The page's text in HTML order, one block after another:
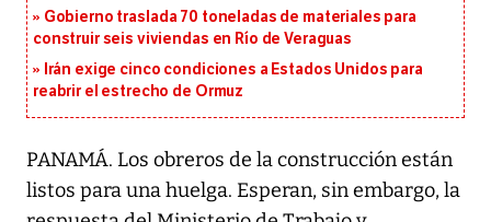
Gobierno traslada 70 toneladas de materiales para
construir seis viviendas en Río de Veraguas
Irán exige cinco condiciones a Estados Unidos para
reabrir el estrecho de Ormuz
PANAMÁ. Los obreros de la construcción están
listos para una huelga. Esperan, sin embargo, la